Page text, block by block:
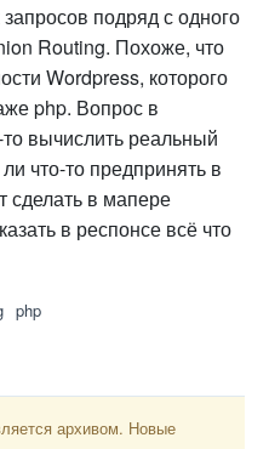
подряд с одного
Routing. Похоже, что
Wordpress, которого
php. Вопрос в
вычислить реальный
что-то предпринять в
сделать в мапере
в респонсе всё что
php
архивом. Новые